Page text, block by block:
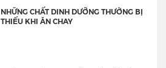
NHỮNG CHẤT DINH DƯỠNG THƯỜNG BỊ
THIẾU KHI ĂN CHAY